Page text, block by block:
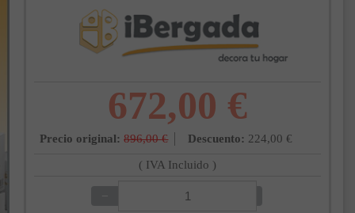
672,00 €
Precio original: 896,00 € Descuento: 224,00 €
( IVA Incluido )
−